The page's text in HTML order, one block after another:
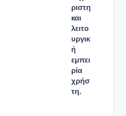
ριστη
και
λειτο
υργικ
ή
εμπει
ρία
χρήσ
τη.